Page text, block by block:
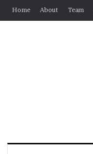
Home About Team